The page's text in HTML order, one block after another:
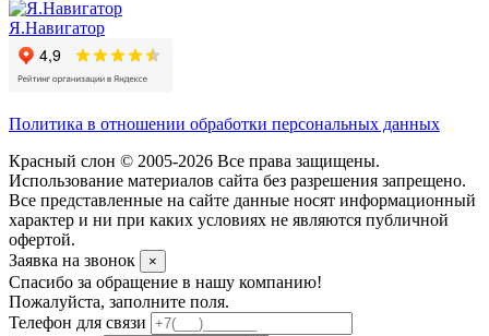
Я.Навигатор
Политика в отношении обработки персональных данных
Красный слон © 2005-2026 Все права защищены.
Использование материалов сайта без разрешения запрещено.
Все представленные на сайте данные носят информационный
характер и ни при каких условиях не являются публичной
офертой.
Заявка на звонок
×
Спасибо за обращение в нашу компанию!
Пожалуйста, заполните поля.
Телефон для связи